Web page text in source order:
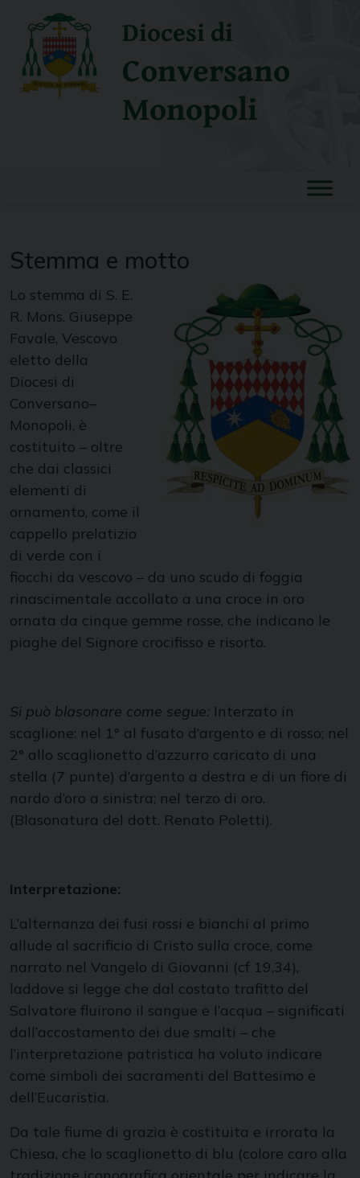
content
Diocesi di
Conversano
Monopoli
Stemma e motto
Lo stemma di S. E.
R. Mons. Giuseppe
Favale, Vescovo
eletto della
Diocesi di
Conversano–
Monopoli, è
costituito – oltre
che dai classici
elementi di
ornamento, come il
cappello prelatizio
di verde con i
fiocchi da vescovo – da uno scudo di foggia
rinascimentale accollato a una croce in oro
ornata da cinque gemme rosse, che indicano le
piaghe del Signore crocifisso e risorto.
Si può blasonare come segue: Interzato in
scaglione: nel 1° al fusato d’argento e di rosso; nel
2° allo scaglionetto d’azzurro caricato di una
stella (7 punte) d’argento a destra e di un fiore di
nardo d’oro a sinistra; nel terzo di oro.
(Blasonatura del dott. Renato Poletti).
Interpretazione:
L’alternanza dei fusi rossi e bianchi al primo
allude al sacrificio di Cristo sulla croce, come
narrato nel Vangelo di Giovanni (cf 19,34),
laddove si legge che dal costato trafitto del
Salvatore fluirono il sangue e l’acqua – significati
dall’accostamento dei due smalti – che
l’interpretazione patristica ha voluto indicare
come simboli dei sacramenti del Battesimo e
dell’Eucaristia.
Da tale fiume di grazia è costituita e irrorata la
Chiesa, che lo scaglionetto di blu (colore caro alla